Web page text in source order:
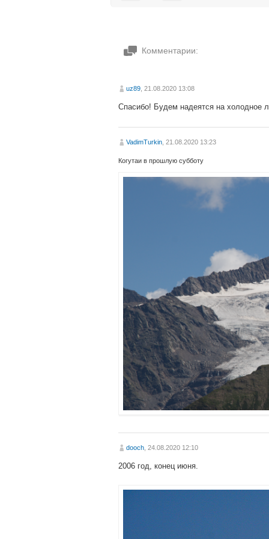
Комментарии:
uz89 , 21.08.2020 13:08
Спасибо! Будем надеятся на холодное
VadimTurkin , 21.08.2020 13:23
Когутаи в прошлую субботу
dooch , 24.08.2020 12:10
2006 год, конец июня.